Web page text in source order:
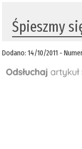
Śpieszmy
Dodano: 14/10/2011 - Numer